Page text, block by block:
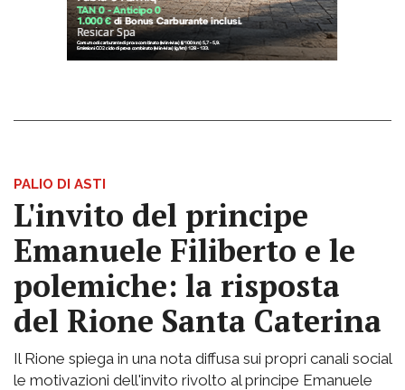
PALIO DI ASTI
L'invito del principe
Emanuele Filiberto e le
polemiche: la risposta
del Rione Santa Caterina
Il Rione spiega in una nota diffusa sui propri canali social
le motivazioni dell'invito rivolto al principe Emanuele